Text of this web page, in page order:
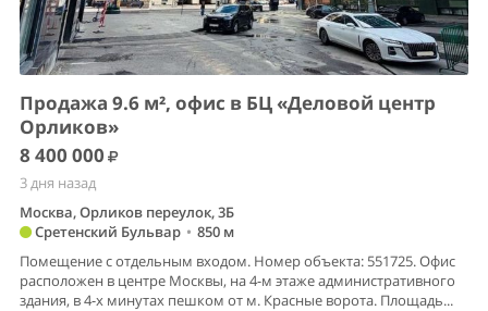
Продажа 9.6 м², офис в БЦ «Деловой центр
Орликов»
8 400 000
3 дня назад
Москва, Орликов переулок, 3Б
Сретенский Бульвар • 850 м
Помещение с отдельным входом. Номер объекта: 551725. Офис
расположен в центре Москвы, на 4-м этаже административного
здания, в 4-х минутах пешком от м. Красные ворота. Площадь...